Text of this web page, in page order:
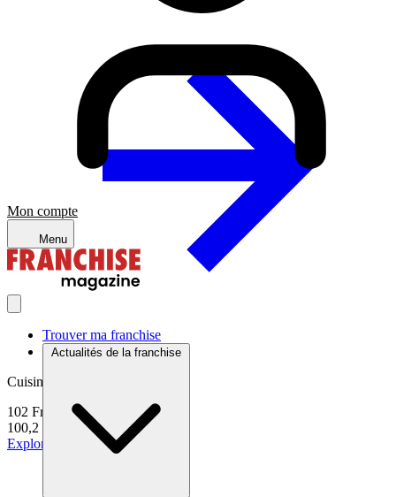
Mon compte
Menu
Trouver ma franchise
Actualités de la franchise
Cuisine du monde
102 Franchises
100,2 k€
d'apport moyen
Explorer